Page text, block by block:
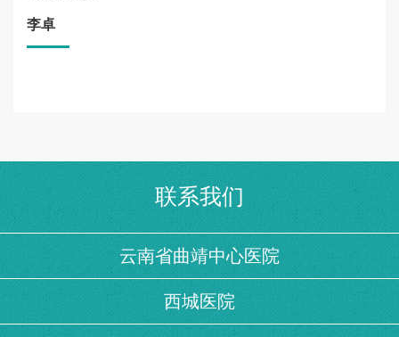
李卓
联系我们
云南省曲靖中心医院
西城医院